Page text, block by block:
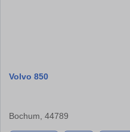
Volvo 850
Bochum, 44789